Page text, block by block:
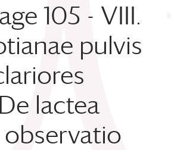
105 - VIII.
pulvis
lactea
observatio